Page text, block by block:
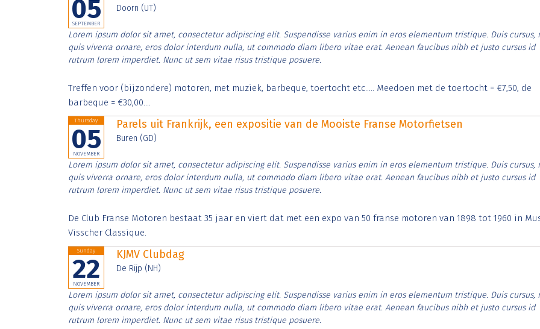
05
SEPTEMBER
Doorn (UT)
Lorem ipsum dolor sit amet, consectetur adipiscing elit. Suspendisse varius enim in eros elementum tristique. Duis cursus,
quis viverra ornare, eros dolor interdum nulla, ut commodo diam libero vitae erat. Aenean faucibus nibh et justo cursus id
rutrum lorem imperdiet. Nunc ut sem vitae risus tristique posuere.
Treffen voor (bijzondere) motoren, met muziek, barbeque, toertocht etc..... Meedoen met de toertocht = €7,50, de
barbeque = €30,00....
Thursday
05
NOVEMBER
Parels uit Frankrijk, een expositie van de Mooiste Franse Motorfietsen
Buren (GD)
Lorem ipsum dolor sit amet, consectetur adipiscing elit. Suspendisse varius enim in eros elementum tristique. Duis cursus,
quis viverra ornare, eros dolor interdum nulla, ut commodo diam libero vitae erat. Aenean faucibus nibh et justo cursus id
rutrum lorem imperdiet. Nunc ut sem vitae risus tristique posuere.
De Club Franse Motoren bestaat 35 jaar en viert dat met een expo van 50 franse motoren van 1898 tot 1960 in
Visscher Classique.
Sunday
22
NOVEMBER
KJMV Clubdag
De Rijp (NH)
Lorem ipsum dolor sit amet, consectetur adipiscing elit. Suspendisse varius enim in eros elementum tristique. Duis cursus,
quis viverra ornare, eros dolor interdum nulla, ut commodo diam libero vitae erat. Aenean faucibus nibh et justo cursus id
rutrum lorem imperdiet. Nunc ut sem vitae risus tristique posuere.